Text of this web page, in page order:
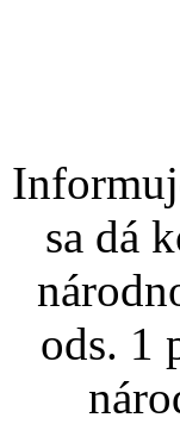
sa dá
ods. 1